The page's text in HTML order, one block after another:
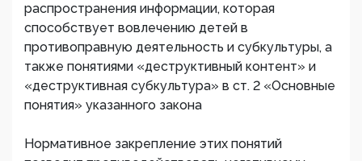
распространения информации, которая
способствует вовлечению детей в
противоправную деятельность и субкультуры, а
также понятиями «деструктивный контент» и
«деструктивная субкультура» в ст. 2 «Основные
понятия» указанного закона
Нормативное закрепление этих понятий